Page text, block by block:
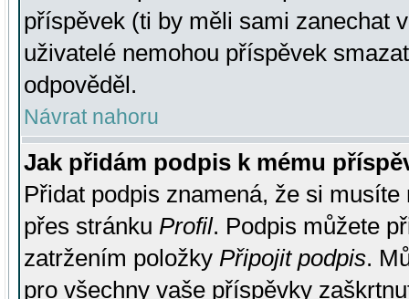
příspěvek (ti by měli sami zanechat
uživatelé nemohou příspěvek
odpověděl.
Návrat nahoru
Jak přidám podpis k mému
Přidat podpis znamená, že si
přes stránku Profil. Podpis můžete
zatržením položky Připojit podpis.
pro všechny vaše příspěvky